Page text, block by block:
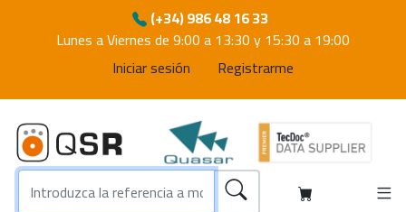
(+34) 986 48 16 33
Lunes a Viernes de 9:00 a 13:30 y 15:30 a 19:00
Iniciar sesión
Registrarme